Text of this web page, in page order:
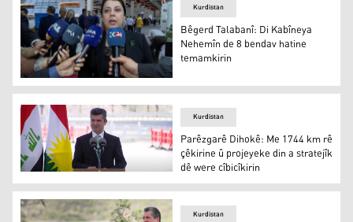
Bêgerd Talabanî: Di Kabîneya Nehemîn de 8 bendav
Kurdistan
Bêgerd Talabanî: Di Kabîneya
Nehemîn de 8 bendav hatine
temamkirin
Parêzgarê Dihokê: Me 1744 km rê çêkirine û projeyeke
Kurdistan
Parêzgarê Dihokê: Me 1744 km rê
çêkirine û projeyeke din a stratejîk
dê were cîbicîkirin
Kurdistan